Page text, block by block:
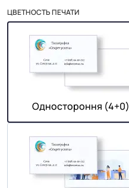
ЦВЕТНОСТЬ ПЕЧАТИ
Одностороння (4+0)